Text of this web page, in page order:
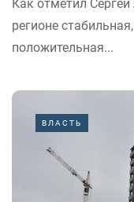
Как отметил
регионе
положительная...
ВЛАСТЬ